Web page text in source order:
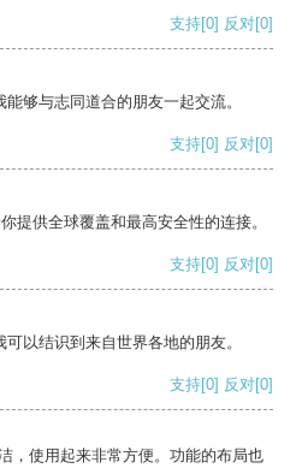
支持[0] 反对[0]
够与志同道合的朋友一起交流。
支持[0] 反对[0]
提供全球覆盖和最高安全性的连接。
支持[0] 反对[0]
以结识到来自世界各地的朋友。
支持[0] 反对[0]
，使用起来非常方便。功能的布局也